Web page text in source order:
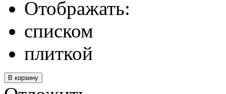
Отображать:
списком
плиткой